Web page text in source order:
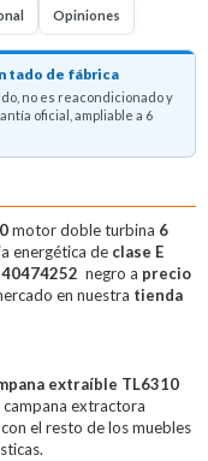
Opiniones
de fábrica
no es reacondicionado y
oficial, ampliable a 6
motor doble turbina 6
energética de clase E
40474252 negro a precio
en nuestra tienda
extraíble TL6310
campana extractora
el resto de los muebles